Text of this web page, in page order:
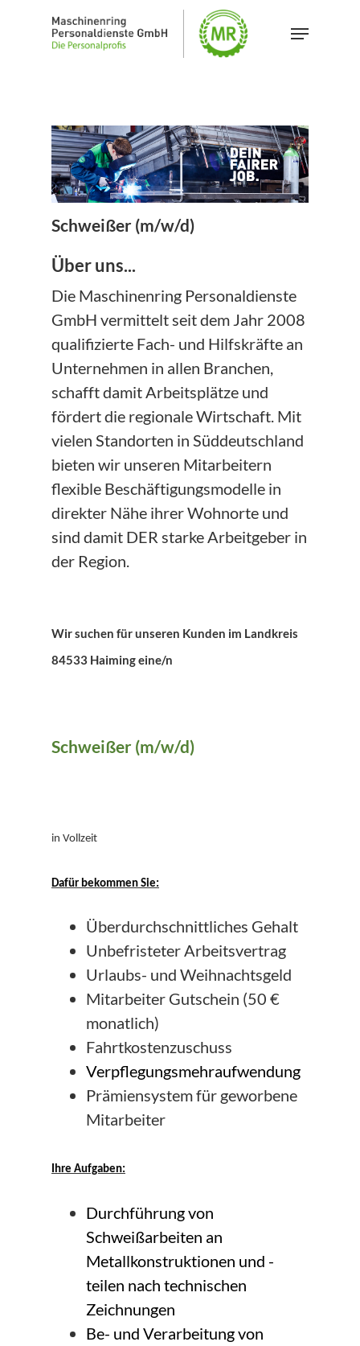
Menu
Schweißer (m/w/d)
Über uns...
Die Maschinenring Personaldienste
GmbH vermittelt seit dem Jahr 2008
qualifizierte Fach- und Hilfskräfte an
Unternehmen in allen Branchen,
schafft damit Arbeitsplätze und
fördert die regionale Wirtschaft. Mit
vielen Standorten in Süddeutschland
bieten wir unseren Mitarbeitern
flexible Beschäftigungsmodelle in
direkter Nähe ihrer Wohnorte und
sind damit DER starke Arbeitgeber in
der Region.
Wir suchen für unseren Kunden im Landkreis
84533 Haiming eine/n
Schweißer (m/w/d)
in Vollzeit
Dafür bekommen Sie:
Überdurchschnittliches Gehalt
Unbefristeter Arbeitsvertrag
Urlaubs- und Weihnachtsgeld
Mitarbeiter Gutschein (50 €
monatlich)
Fahrtkostenzuschuss
Verpflegungsmehraufwendung
Prämiensystem für geworbene
Mitarbeiter
Ihre Aufgaben:
Durchführung von
Schweißarbeiten an
Metallkonstruktionen und -
teilen nach technischen
Zeichnungen
Be- und Verarbeitung von